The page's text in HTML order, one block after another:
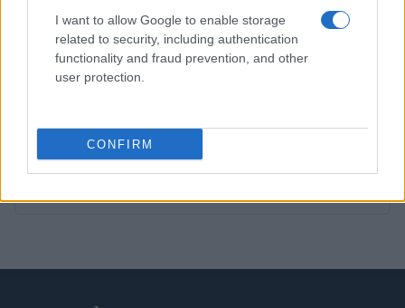
I want to allow Google to enable storage
related to security, including authentication
functionality and fraud prevention, and other
user protection.
CONFIRM
Auto a noleggio a Cortina d’Ampezzo: soluzioni
pratiche e prezzi chiari
Scopri il paradiso degli sport invernali nella
Kleinwalsertal
italiane di novembre 2026
5 Disastri climatici 2026: incendi, alluvioni e caldo